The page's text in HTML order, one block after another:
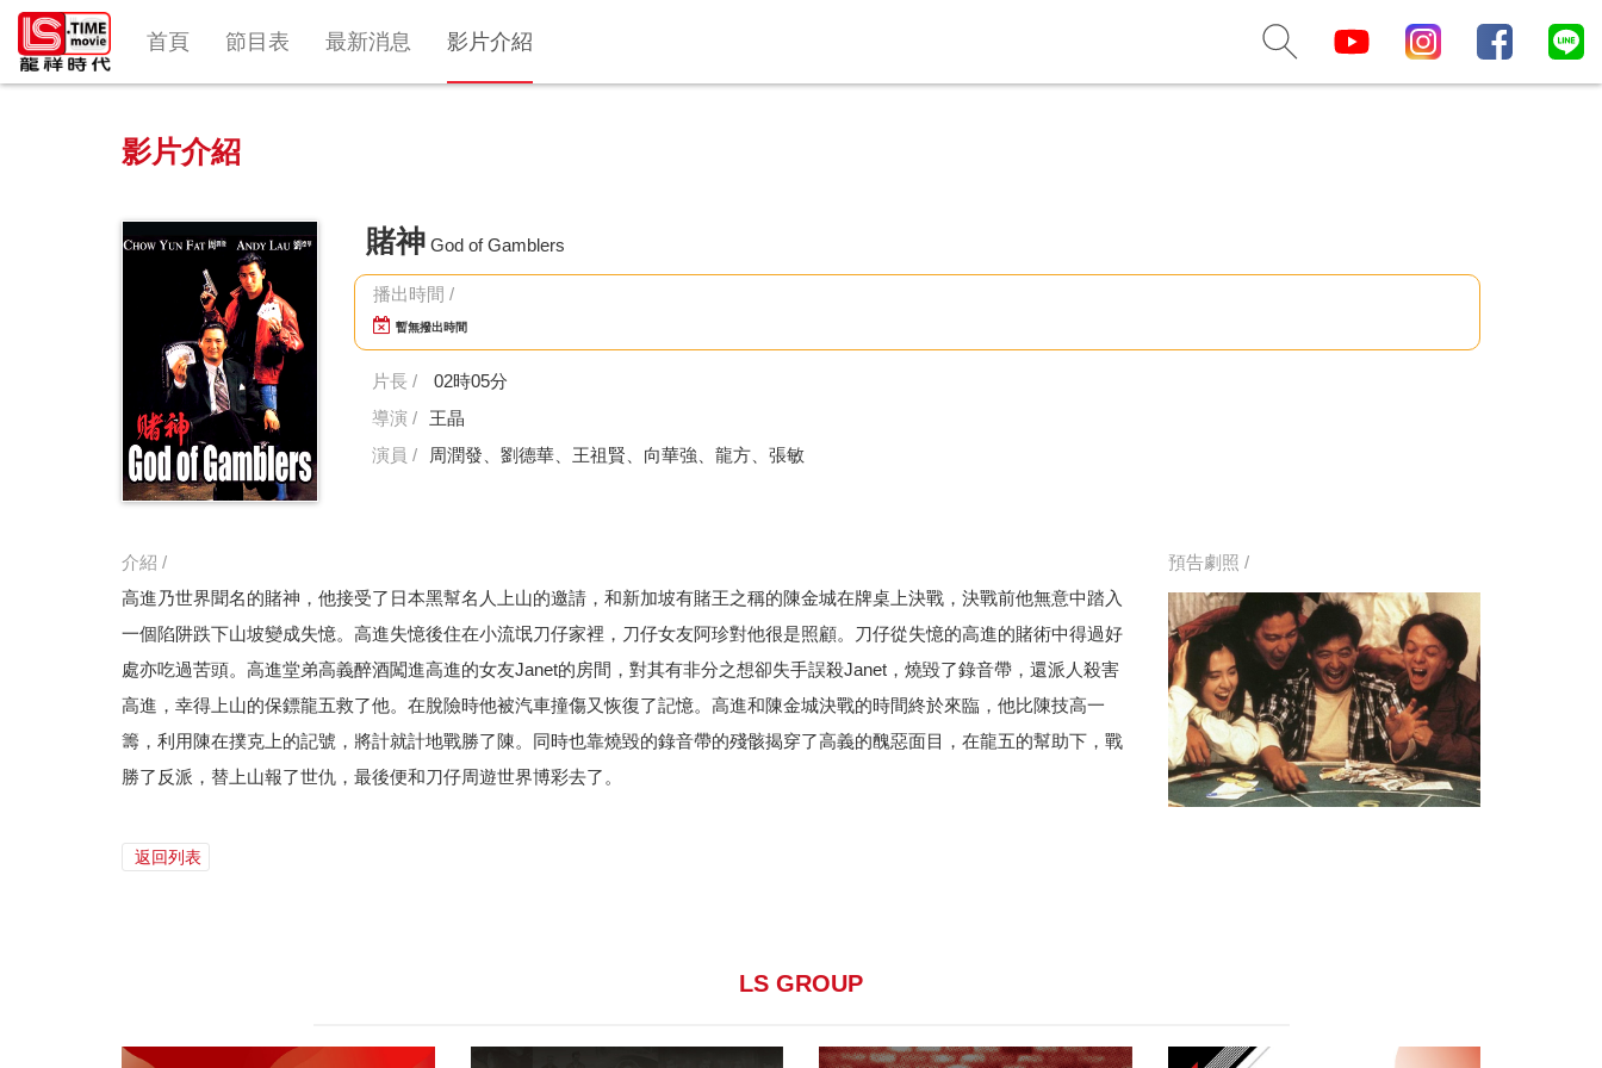
首頁 節目表 最新消息 影片介紹
影片介紹
賭神 God of Gamblers
播出時間 /
暫無撥出時間
片長 /
02時05分
導演 /
王晶
演員 /
周潤發、劉德華、王祖賢、向華強、龍方、張敏
介紹 /
高進乃世界聞名的賭神，他接受了日本黑幫名人上山的邀請，和新加坡有賭王之稱的陳金城在牌桌上決戰，決戰前他無意中踏入
一個陷阱跌下山坡變成失憶。高進失憶後住在小流氓刀仔家裡，刀仔女友阿珍對他很是照顧。刀仔從失憶的高進的賭術中得過好
處亦吃過苦頭。高進堂弟高義醉酒闖進高進的女友Janet的房間，對其有非分之想卻失手誤殺Janet，燒毀了錄音帶，還派人殺害
高進，幸得上山的保鏢龍五救了他。在脫險時他被汽車撞傷又恢復了記憶。高進和陳金城決戰的時間終於來臨，他比陳技高一
籌，利用陳在撲克上的記號，將計就計地戰勝了陳。同時也靠燒毀的錄音帶的殘骸揭穿了高義的醜惡面目，在龍五的幫助下，戰
勝了反派，替上山報了世仇，最後便和刀仔周遊世界博彩去了。
預告劇照 /
返回列表
LS GROUP